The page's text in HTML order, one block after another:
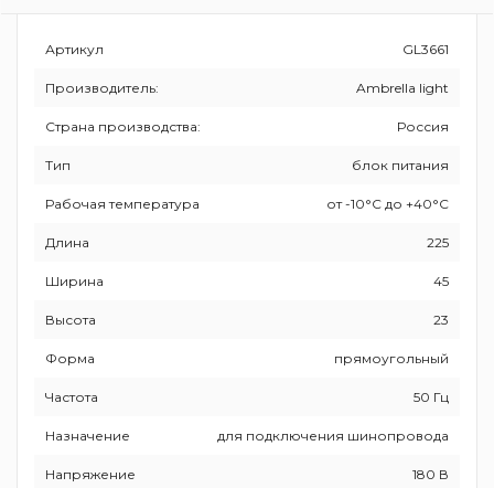
Артикул GL3661
Производитель: Ambrella light
Страна производства: Россия
Тип блок питания
Рабочая температура от -10°C до +40°C
Длина 225
Ширина 45
Высота 23
Форма прямоугольный
Частота 50 Гц
Назначение для подключения шинопровода
Напряжение 180 В